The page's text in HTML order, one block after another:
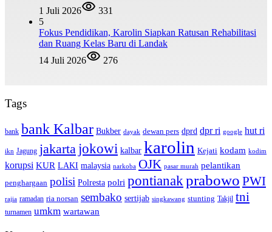
1 Juli 2026
331
5
Fokus Pendidikan, Karolin Siapkan Ratusan Rehabilitasi
dan Ruang Kelas Baru di Landak
14 Juli 2026
276
Tags
bank bank Kalbar Bukber dayak dewan pers dprd dpr ri google hut ri
ikn Jagung jakarta jokowi kalbar karolin Kejati kodam kodim
korupsi KUR LAKI malaysia narkoba OJK pasar murah pelantikan
penghargaan polisi Polresta polri pontianakprabowo PWI
rajia ramadan ria norsan sembako sertijab singkawang stunting Takjil tni
turnamen umkm wartawan